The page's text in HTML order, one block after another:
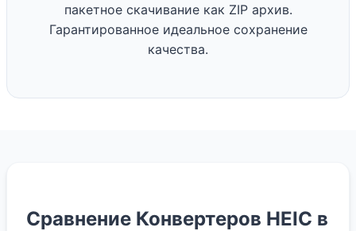
пакетное скачивание как ZIP архив.
Гарантированное идеальное сохранение
качества.
Сравнение Конвертеров HEIC в